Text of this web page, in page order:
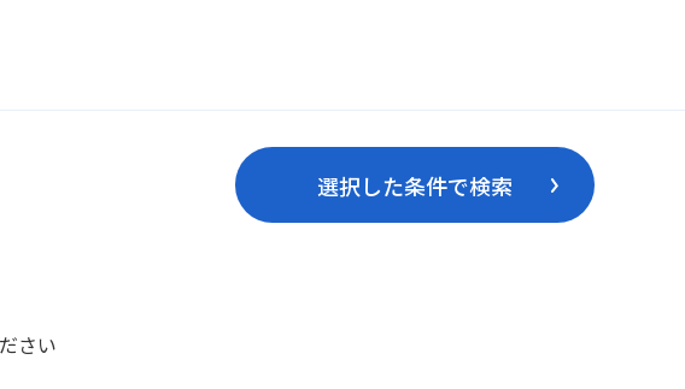
選択した条件で検索
さい